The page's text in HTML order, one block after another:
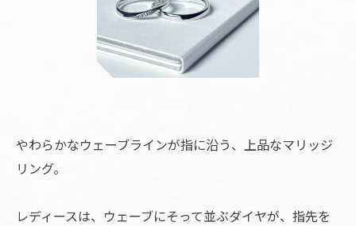
やわらかなウェーブラインが指に沿う、上品なマリッジ
リング。
レディースは、ウェーブにそって並ぶダイヤが、指先を